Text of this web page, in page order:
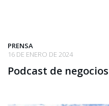
PRENSA
16 DE ENERO DE 2024
Podcast de